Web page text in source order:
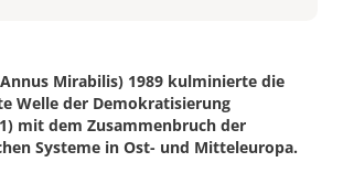
Mirabilis) 1989 kulminierte die
Welle der Demokratisierung
mit dem Zusammenbruch der
Systeme in Ost- und Mitteleuropa.